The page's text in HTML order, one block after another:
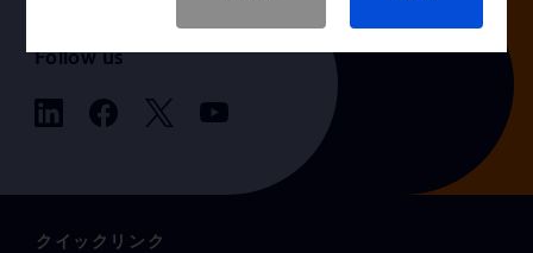
Follow us
クイックリンク